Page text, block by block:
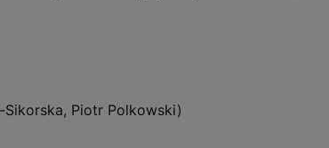
Piotr Polkowski)